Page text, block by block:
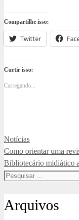
Compartilhe isso:
Twitter
Curtir isso:
Carregando...
Categorias
Notícias
Como orientar uma
Bibliotecário midiático
Pesquisar
Arquivos